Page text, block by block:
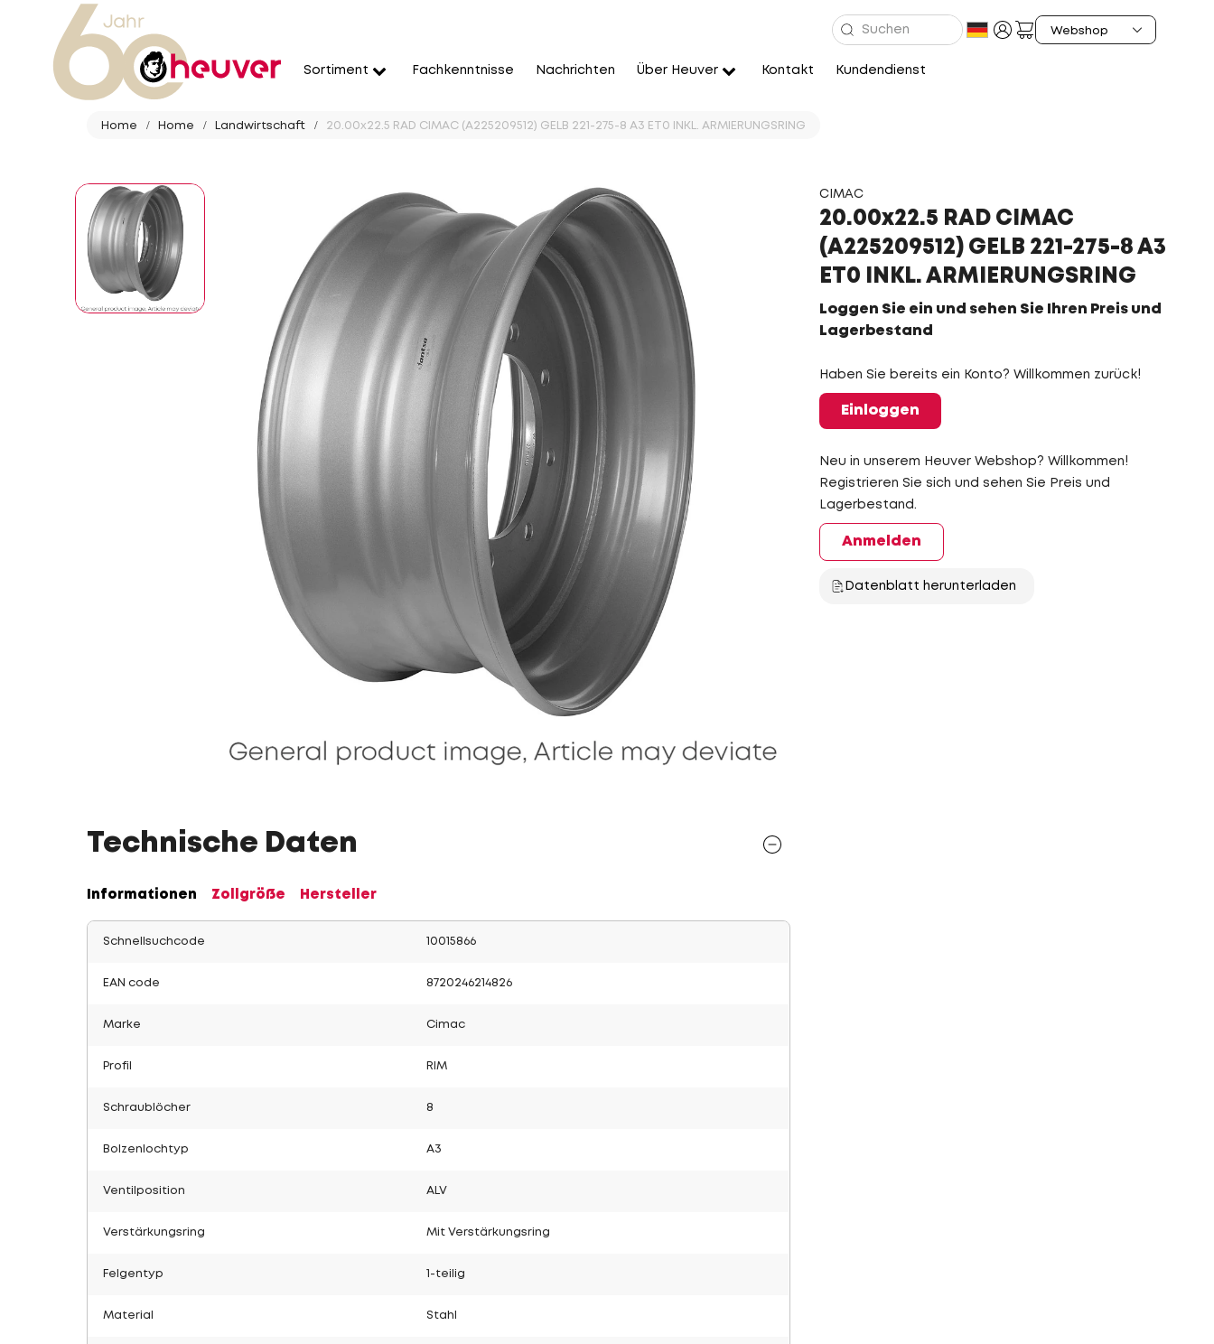
Sortiment Fachkenntnisse Nachrichten Über Heuver Kontakt Kundendienst
Home Home Landwirtschaft 20.00x22.5 RAD CIMAC (A225209512) GELB 221-275-8 A3 ET0 INKL. ARMIERUNGSRING
CIMAC
20.00x22.5 RAD CIMAC
(A225209512) GELB 221-275-8 A3
ET0 INKL. ARMIERUNGSRING
Loggen Sie ein und sehen Sie Ihren Preis und
Lagerbestand
Haben Sie bereits ein Konto? Willkommen zurück!
Einloggen
Neu in unserem Heuver Webshop? Willkommen!
Registrieren Sie sich und sehen Sie Preis und
Lagerbestand.
Anmelden
Datenblatt herunterladen
Technische Daten
Informationen Zollgröße Hersteller
Schnellsuchcode 10015866
EAN code 8720246214826
Marke Cimac
Profil RIM
Schraublöcher 8
Bolzenlochtyp A3
Ventilposition ALV
Verstärkungsring Mit Verstärkungsring
Felgentyp 1-teilig
Material Stahl